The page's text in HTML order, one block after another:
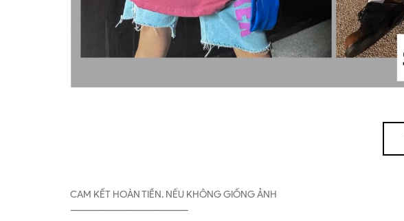
CAM KẾT HOÀN TIỀN. NẾU KHÔNG GIỐNG ẢNH
—————————————————